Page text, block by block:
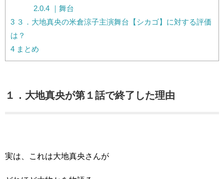
2.0.4｜舞台
3 ３．大地真央の米倉涼子主演舞台【シカゴ】に対する評価
は？
4 まとめ
１．大地真央が第１話で終了した理由
実は、これは大地真央さんが